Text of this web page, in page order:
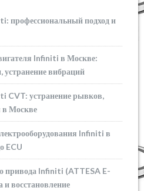
профессиональный подход и
Infiniti в Москве:
устранение вибраций
CVT: устранение рывков,
в Москве
Infiniti в
ECU
привода Infiniti (ATTESA E-
и восстановление